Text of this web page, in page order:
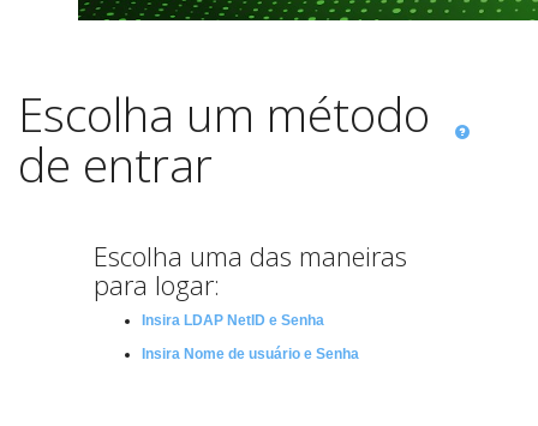
Escolha um método
de entrar
Escolha uma das maneiras
para logar:
Insira LDAP NetID e Senha
Insira Nome de usuário e Senha